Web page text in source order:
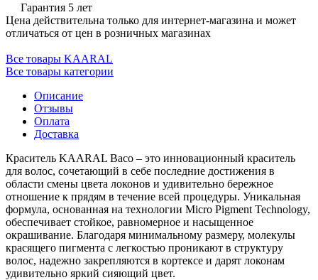
Гарантия 5 лет
Цена действительна только для интернет-магазина и может
отличаться от цен в розничных магазинах
Все товары KAARAL
Все товары категории
Описание
Отзывы
Оплата
Доставка
Краситель KAARAL Baco – это инновационный краситель
для волос, сочетающий в себе последние достижения в
области смены цвета локонов и удивительно бережное
отношение к прядям в течение всей процедуры. Уникальная
формула, основанная на технологии Micro Pigment Technology,
обеспечивает стойкое, равномерное и насыщенное
окрашивание. Благодаря минимальному размеру, молекулы
красящего пигмента с легкостью проникают в структуру
волос, надежно закрепляются в кортексе и дарят локонам
удивительно яркий сияющий цвет.